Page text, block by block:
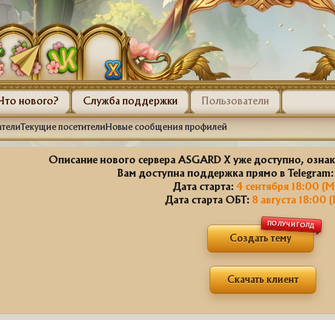
нового? Служба поддержки Пользователи
Текущие посетителиНовые сообщения профилей
Описание нового сервера ASGARD X уже доступно,
Вам доступна поддержка прямо в Telegram:
Дата старта: 4 сентября 18:00
Дата старта ОБТ: 8 августа 18:00
Создать тему
ПОЛУЧИ ГОЛД
Скачать клиент